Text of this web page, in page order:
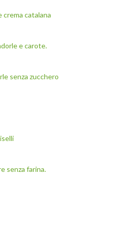
crema catalana
e carote.
senza zucchero
senza farina.